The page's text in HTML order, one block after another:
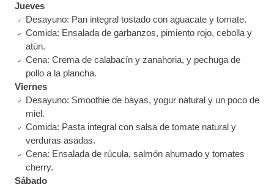
Jueves
Desayuno: Pan integral tostado con aguacate y tomate.
Comida: Ensalada de garbanzos, pimiento rojo, cebolla y
atún.
Cena: Crema de calabacín y zanahoria, y pechuga de
pollo a la plancha.
Viernes
Desayuno: Smoothie de bayas, yogur natural y un poco de
miel.
Comida: Pasta integral con salsa de tomate natural y
verduras asadas.
Cena: Ensalada de rúcula, salmón ahumado y tomates
cherry.
Sábado